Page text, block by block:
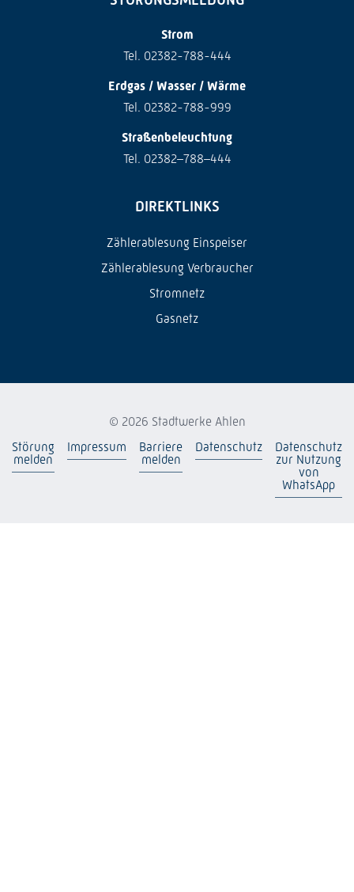
Strom
Tel. 02382-788-444
Erdgas / Wasser / Wärme
Tel. 02382-788-999
Straßenbeleuchtung
Tel. 02382–788–444
DIREKTLINKS
Zählerablesung Einspeiser
Zählerablesung Verbraucher
Stromnetz
Gasnetz
© 2026 Stadtwerke Ahlen
Störung
melden
Impressum
Barriere
melden
Datenschutz
Datenschutz
zur Nutzung
von
WhatsApp